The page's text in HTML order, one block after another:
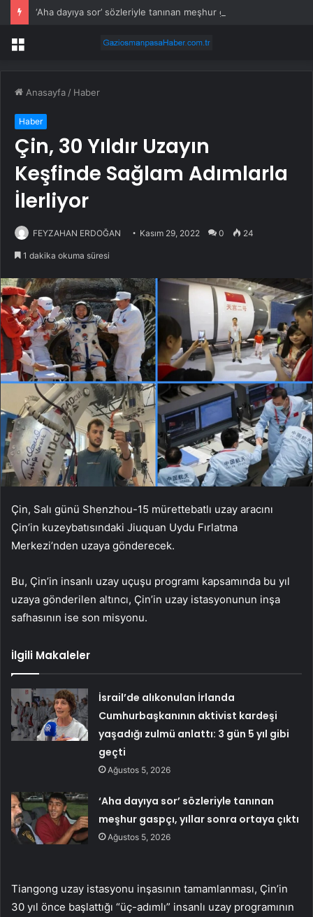
Menü
Anasayfa / Haber
Haber
Çin, 30 Yıldır Uzayın
Keşfinde Sağlam Adımlarla
İlerliyor
FEYZAHAN ERDOĞAN Kasım 29, 2022 0 24
1 dakika okuma süresi
Çin, Salı günü Shenzhou-15 mürettebatlı uzay aracını
Çin’in kuzeybatısındaki Jiuquan Uydu Fırlatma
Merkezi’nden uzaya gönderecek.
Bu, Çin’in insanlı uzay uçuşu programı kapsamında bu yıl
uzaya gönderilen altıncı, Çin’in uzay istasyonunun inşa
safhasının ise son misyonu.
İlgili Makaleler
İsrail’de alıkonulan İrlanda
Cumhurbaşkanının aktivist kardeşi
yaşadığı zulmü anlattı: 3 gün 5 yıl gibi
geçti
Ağustos 5, 2026
‘Aha dayıya sor’ sözleriyle tanınan
meşhur gaspçı, yıllar sonra ortaya çıktı
Ağustos 5, 2026
Tiangong uzay istasyonu inşasının tamamlanması, Çin’in
30 yıl önce başlattığı “üç-adımlı” insanlı uzay programının